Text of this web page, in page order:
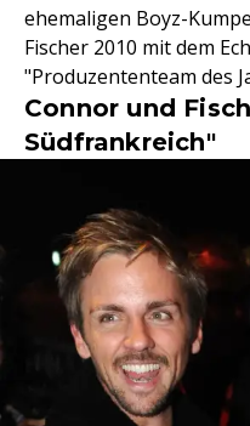
ehemaligen Boyz-
Fischer 2010 mit dem
"Produzententeam des
Connor und
Südfrankreich"